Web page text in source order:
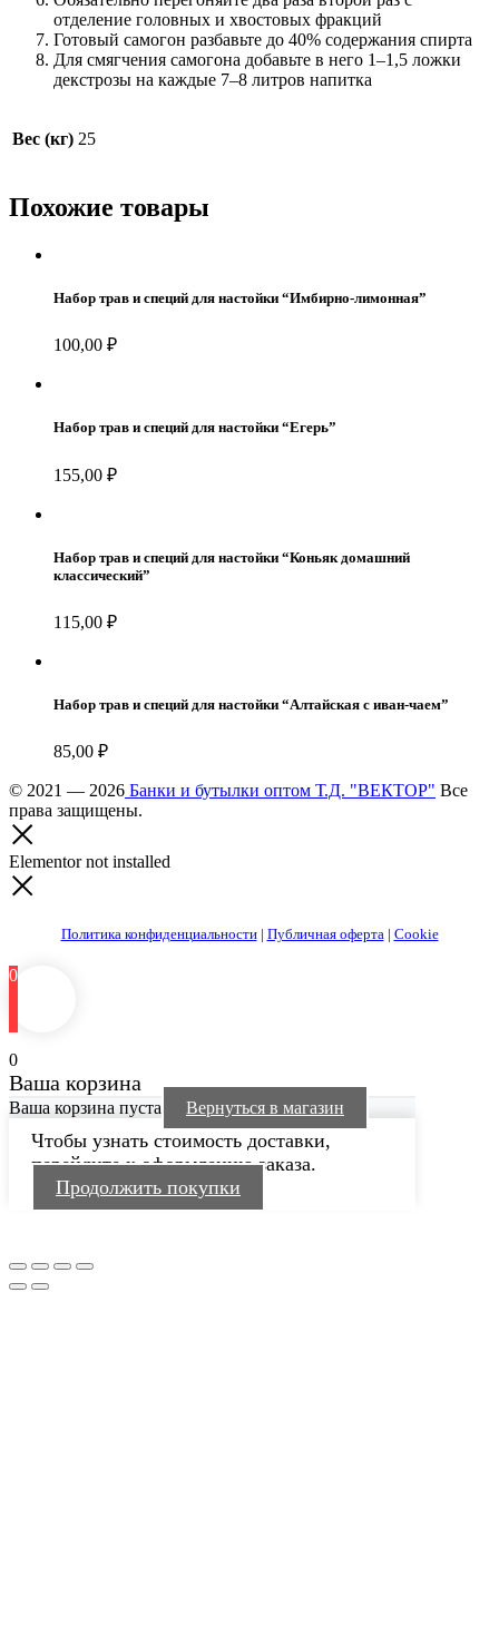
отделение головных и хвостовых фракций
Готовый самогон разбавьте до 40% содержания спирта
Для смягчения самогона добавьте в него 1–1,5 ложки
декстрозы на каждые 7–8 литров напитка
Вес (кг) 25
Похожие товары
Набор трав и специй для настойки “Имбирно-лимонная”
100,00 ₽
Набор трав и специй для настойки “Егерь”
155,00 ₽
Набор трав и специй для настойки “Коньяк домашний
классический”
115,00 ₽
Набор трав и специй для настойки “Алтайская с иван-чаем”
85,00 ₽
© 2021 — 2026 Банки и бутылки оптом Т.Д. "ВЕКТОР" Все
права защищены.
Elementor not installed
Политика конфиденциальности| Публичная оферта| Cookie
0
0
Ваша корзина
Ваша корзина пуста Вернуться в магазин
Чтобы узнать стоимость доставки,
перейдите к оформлению заказа.
Продолжить покупки